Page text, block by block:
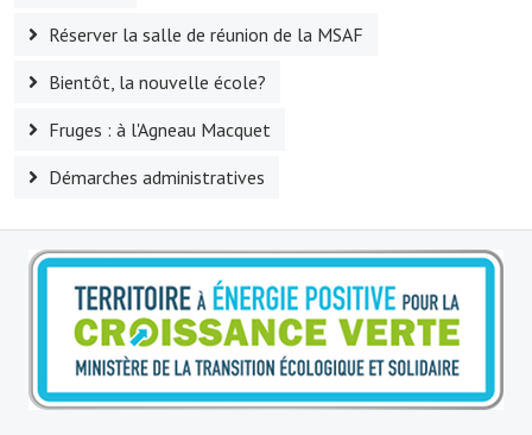
Fêtes et manifestations
Le calendrier annuel
Liste et coordonnées des associations
TOURISME, PATRIMOINE
Fressin, ville d'histoire
L'église
Les panneaux du patrimoine
Le château
Réserver la salle de réunion de la MSAF
Bientôt, la nouvelle école?
Fruges : à l'Agneau Macquet
Démarches administratives